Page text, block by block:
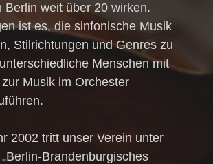
Berlin weit über 20 wirken.
ist es, die sinfonische Musik
Stilrichtungen und Genres zu
Menschen mit
Musik im Orchester
2002 tritt unser Verein unter
Brandenburgisches